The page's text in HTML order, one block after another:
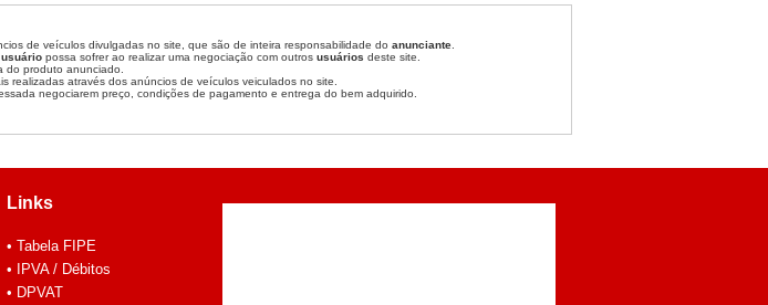
de veículos divulgadas no site, que são de inteira responsabilidade do anunciante
usuário possa sofrer ao realizar uma negociação com outros usuários deste site.
do produto anunciado.
realizadas através dos anúncios de veículos veiculados no site.
negociarem preço, condições de pagamento e entrega do bem adquirido.